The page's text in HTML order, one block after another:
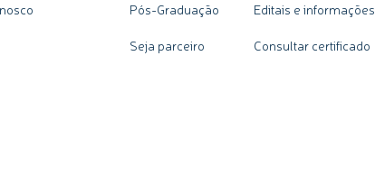
Pós-Graduação
Seja parceiro
Editais e informações
Consultar certificado